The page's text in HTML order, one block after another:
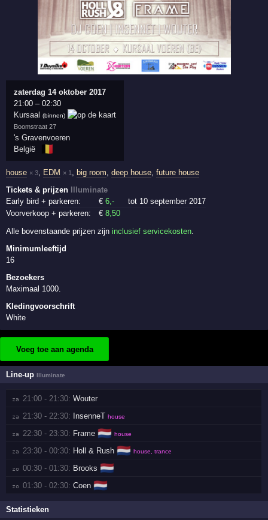
zaterdag 14 oktober 2017
21:00 –02:30
Kursaal
(binnen)
Boomstraat 27
's Gravenvoeren
België
🇧🇪
house × 3, EDM × 1 , big room,deep house,future house
Tickets & prijzen
Illuminate
Early bird + parkeren:
€6,-
tot 10 september 2017
Voorverkoop + parkeren:
€8,50
Alle bovenstaande prijzen zijninclusief servicekosten
Minimumleeftijd
16
Bezoekers
Maximaal 1000.
Kledingvoorschrift
White
Voeg toe aan agenda
Line-upIlluminate
za 21:00 - 21:30: Wouter
za 21:30 - 22:30: InsenneT house
za 22:30 - 23:30: Frame 🇳🇱 house
za 23:30 - 00:30: Holl & Rush 🇳🇱 house, trance
zo 00:30 - 01:30: Brooks 🇳🇱
zo 01:30 - 02:30: Coen 🇳🇱
Statistieken